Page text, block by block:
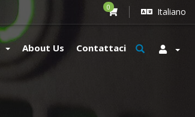
0 Italiano
About Us Contattaci